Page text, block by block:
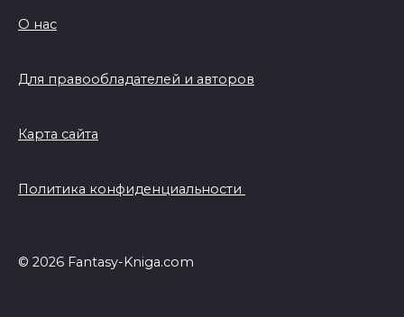
О нас
Для правообладателей и авторов
Карта сайта
Политика конфиденциальности
© 2026 Fantasy-Kniga.com